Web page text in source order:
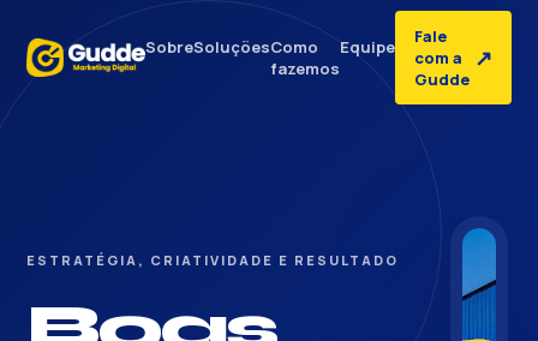
SobreSoluçõesComo
fazemos
Equipe
Fale
com a
Gudde
↗
ESTRATÉGIA, CRIATIVIDADE E RESULTADO